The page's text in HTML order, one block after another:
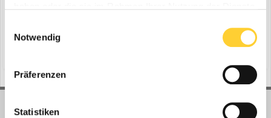
Notwendig
Präferenzen
Statistiken
16. August 2018